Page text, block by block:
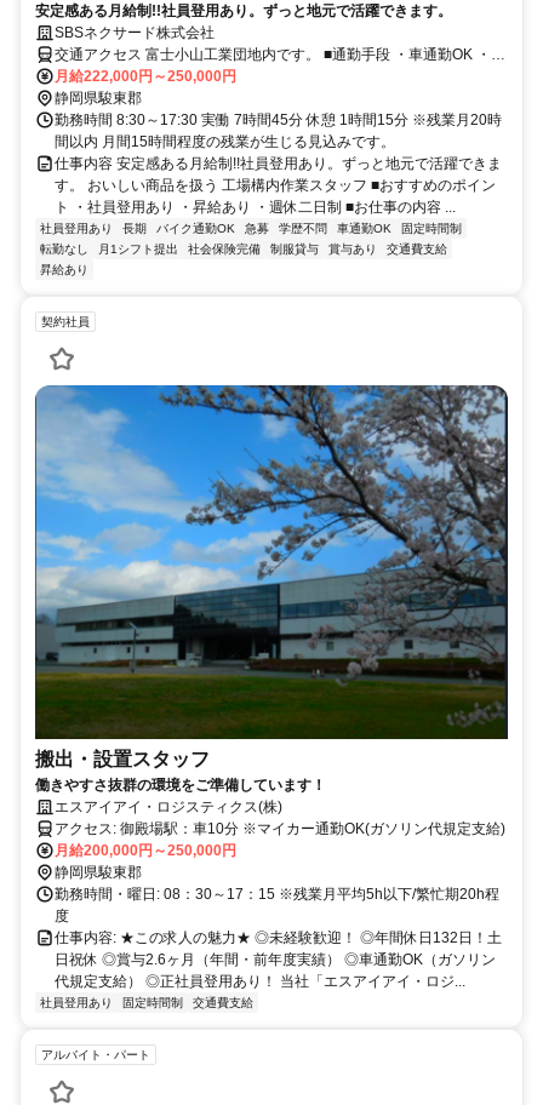
安定感ある月給制!!社員登用あり。ずっと地元で活躍できます。
SBSネクサード株式会社
交通アクセス 富士小山工業団地内です。 ■通勤手段 ・車通勤OK ・バ
イク通勤OK ・自転車通勤も可 ■駐車場代について 車通勤の方へ月額
2,000円のご負担いただいています。 ご了承ください。
月給222,000円～250,000円
静岡県駿東郡
勤務時間 8:30～17:30 実働 7時間45分 休憩 1時間15分 ※残業月20時
間以内 月間15時間程度の残業が生じる見込みです。
仕事内容 安定感ある月給制!!社員登用あり。ずっと地元で活躍できま
す。 おいしい商品を扱う 工場構内作業スタッフ ■おすすめのポイン
ト ・社員登用あり ・昇給あり ・週休二日制 ■お仕事の内容 ...
社員登用あり 長期 バイク通勤OK 急募 学歴不問 車通勤OK
固定時間制
転勤なし
月1シフト提出 社会保険完備 制服貸与 賞与あり
交通費支給
昇給あり
契約社員
搬出・設置スタッフ
働きやすさ抜群の環境をご準備しています！
エスアイアイ・ロジスティクス(株)
アクセス: 御殿場駅：車10分 ※マイカー通勤OK(ガソリン代規定支給)
月給200,000円～250,000円
静岡県駿東郡
勤務時間・曜日: 08：30～17：15 ※残業月平均5h以下/繁忙期20h程
度
仕事内容: ★この求人の魅力★ ◎未経験歓迎！ ◎年間休日132日！土
日祝休 ◎賞与2.6ヶ月（年間・前年度実績） ◎車通勤OK（ガソリン
代規定支給） ◎正社員登用あり！ 当社「エスアイアイ・ロジ...
社員登用あり 固定時間制 交通費支給
アルバイト・パート